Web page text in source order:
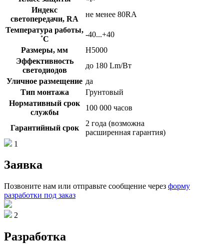
Индекс
светопередачи, RA
не менее 80RA
Температура работы,
˚С
-40...+40
Размеры, мм
H5000
Эффективность
светодиодов
до 180 Lm/Вт
Уличное размещение да
Тип монтажа
Грунтовый
Нормативный срок
службы
100 000 часов
Гарантийный срок
2 года (возможна
расширенная гарантия)
1
Заявка
Позвоните нам или отправьте сообщение через форму
разработки под заказ
2
Разработка